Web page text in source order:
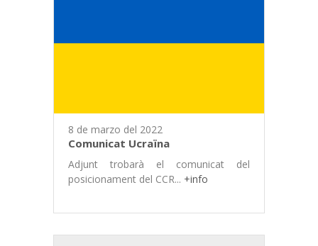
8 de marzo del 2022
Comunicat Ucraïna
Adjunt trobarà el comunicat del
posicionament del CCR... +info